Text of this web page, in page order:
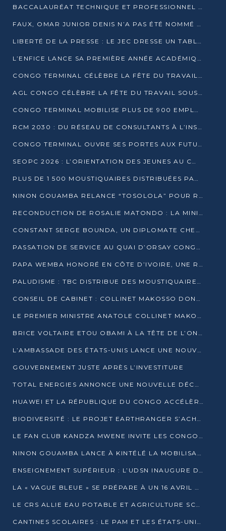
BACCALAURÉAT TECHNIQUE ET PROFESSIONNEL : 16 352 CANDIDATS LANCÉS DANS LES ÉPREUVES D’EPS
FAUX, OMAR JUNIOR DENIS N’A PAS ÉTÉ NOMMÉ AIDE DE CAMP ADJOINT DE DENIS SASSOU NGUESSO
LIBERTÉ DE LA PRESSE : LE JEC DRESSE UN TABLEAU PRÉOCCUPANT AU CONGO
L’ENFICE LANCE SA PREMIÈRE ANNÉE ACADÉMIQUE AVEC 100 FUTURS ENSEIGNANTS
CONGO TERMINAL CÉLÈBRE LA FÊTE DU TRAVAIL AVEC SES COLLABORATEURS À POINTE-NOIRE
AGL CONGO CÉLÈBRE LA FÊTE DU TRAVAIL SOUS LE SIGNE DE LA COHÉSION
CONGO TERMINAL MOBILISE PLUS DE 900 EMPLOYÉS AUTOUR DE LA SÉCURITÉ AU TRAVAIL
RCM 2030 : DU RÉSEAU DE CONSULTANTS À L’INSTRUMENT DE PUISSANCE EN AFRIQUE FRANCOPHONE
CONGO TERMINAL OUVRE SES PORTES AUX FUTURS INGÉNIEURS AU FORUM DES MÉTIERS D’UCAC-ICAM
SEOPC 2026 : L’ORIENTATION DES JEUNES AU CŒUR DE LA DEUXIÈME ÉDITION
PLUS DE 1 500 MOUSTIQUAIRES DISTRIBUÉES PAR AGL ET CONGO TERMINAL DANS LA LUTTE CONTRE LE PALUDISME
NINON GOUAMBA RELANCE “TOSOLOLA” POUR RENFORCER LE DIALOGUE AVEC LES CITOYENS
RECONDUCTION DE ROSALIE MATONDO : LA MINISTRE PROMET D’ACCÉLÉRER LE TRAITEMENT DES DOSSIERS ET DE RELEVER DE NOUVEAUX DÉFIS
CONSTANT SERGE BOUNDA, UN DIPLOMATE CHEVRONNÉ AUX COMMANDES DES AFFAIRES ÉTRANGÈRES
PASSATION DE SERVICE AU QUAI D’ORSAY CONGOLAIS : GAKOSSO PASSE LE FLAMBEAU À BOUNDA
PAPA WEMBA HONORÉ EN CÔTE D’IVOIRE, UNE RUE PORTE DÉSORMAIS SON NOM
PALUDISME : TBC DISTRIBUE DES MOUSTIQUAIRES DANS DEUX CSI DE BRAZZAVILLE
CONSEIL DE CABINET : COLLINET MAKOSSO DONNE SES DERNIÈRES ORIENTATIONS
LE PREMIER MINISTRE ANATOLE COLLINET MAKOSSO DÉMISSIONNE AVEC SON GOUVERNEMENT
BRICE VOLTAIRE ETOU OBAMI À LA TÊTE DE L’ONEC-C POUR TROIS ANS
L’AMBASSADE DES ÉTATS-UNIS LANCE UNE NOUVELLE COHORTE DU PROGRAMME ACCESS MICRO-SCHOLARSHIP
GOUVERNEMENT JUSTE APRÈS L’INVESTITURE
TOTAL ENERGIES ANNONCE UNE NOUVELLE DÉCOUVERTE D’HYDROCARBURES SUR LE PERMIS MOHO AU LARGE DU CONGO
HUAWEI ET LA RÉPUBLIQUE DU CONGO ACCÉLÈRENT LEUR PARTENARIAT
BIODIVERSITÉ : LE PROJET EARTHRANGER S’ACHÈVE, MAIS LES DÉFIS DEMEURENT
LE FAN CLUB KANDZA MWENE INVITE LES CONGOLAIS À UNE FORTE AFFLUENCE AU STADE DE KINTÉLÉ
NINON GOUAMBA LANCE À KINTÉLÉ LA MOBILISATION POUR L’INVESTITURE DR DSN
ENSEIGNEMENT SUPÉRIEUR : L’UDSN INAUGURE DES LABORATOIRES POUR BOOSTER LA FORMATION PRATIQUE
LA « VAGUE BLEUE » SE PRÉPARE À UN 16 AVRIL HISTORIQUE
LE CRS ALLIE EAU POTABLE ET AGRICULTURE SCOLAIRE AU CŒUR DE LA TRANSFORMATION DES ÉCOLES RURALES
CANTINES SCOLAIRES : LE PAM ET LES ÉTATS-UNIS AU CONTACT DES ÉCOLIERS DE KINKALA